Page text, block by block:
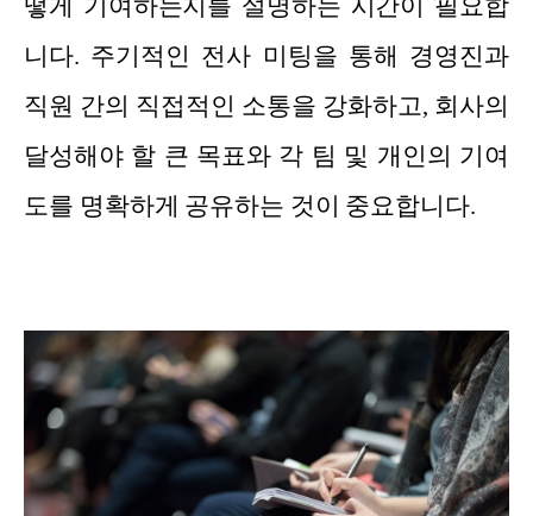
니다. 주기적인 전사 미팅을 통해 경영진과
직원 간의 직접적인 소통을 강화하고, 회사의
달성해야 할 큰 목표와 각 팀 및 개인의 기여
도를 명확하게 공유하는 것이 중요합니다.